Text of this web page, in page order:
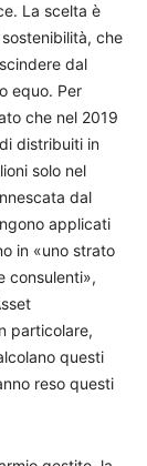
La scelta è
che
dal
equo. Per
che nel 2019
distribuiti in
solo nel
dal
applicati
in «uno strato
consulenti»,
particolare,
questi
reso questi